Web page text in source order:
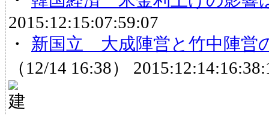
2015:12:15:07:59:07
・
新国立 大成陣営と竹中陣営
（12/14 16:38）